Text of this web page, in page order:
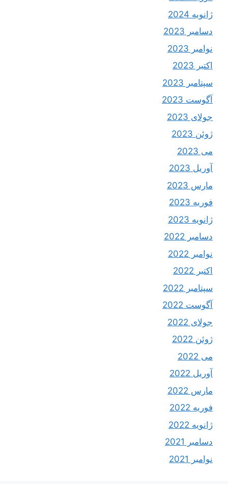
ژانویه 2024
دسامبر 2023
نوامبر 2023
اکتبر 2023
سپتامبر 2023
آگوست 2023
جولای 2023
ژوئن 2023
می 2023
آوریل 2023
مارس 2023
فوریه 2023
ژانویه 2023
دسامبر 2022
نوامبر 2022
اکتبر 2022
سپتامبر 2022
آگوست 2022
جولای 2022
ژوئن 2022
می 2022
آوریل 2022
مارس 2022
فوریه 2022
ژانویه 2022
دسامبر 2021
نوامبر 2021